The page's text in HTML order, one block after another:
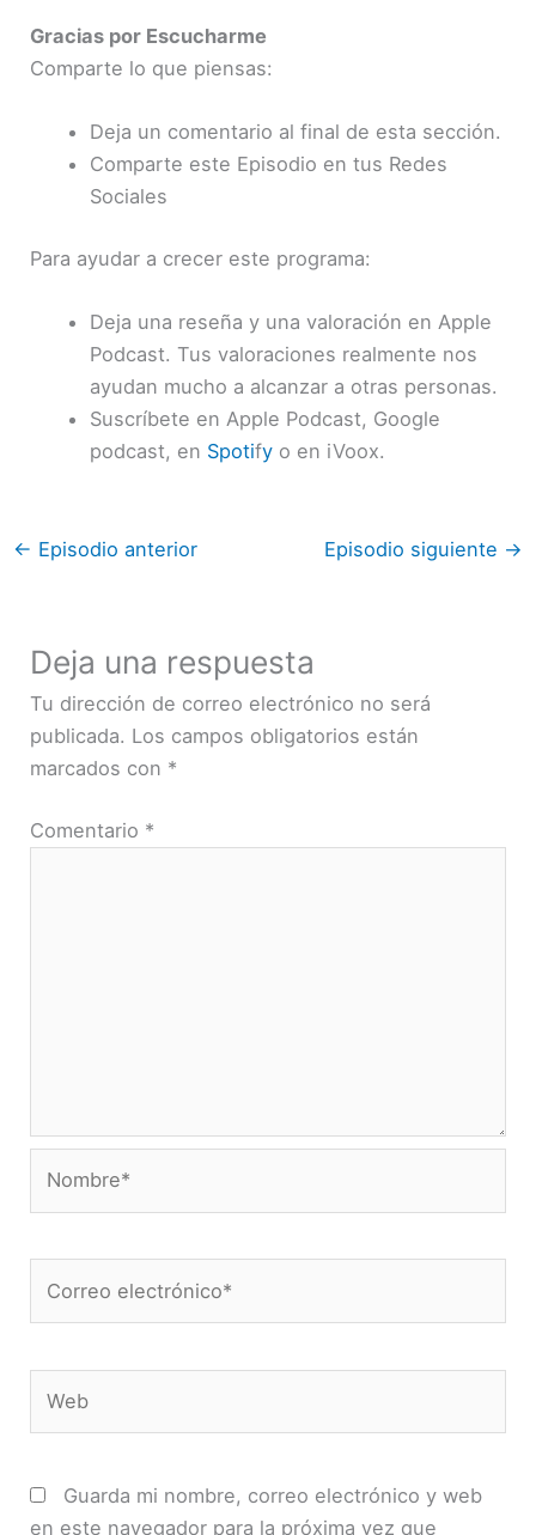
Gracias por Escucharme
Comparte lo que piensas:
Deja un comentario al final de esta sección.
Comparte este Episodio en tus Redes
Sociales
Para ayudar a crecer este programa:
Deja una reseña y una valoración en Apple
Podcast. Tus valoraciones realmente nos
ayudan mucho a alcanzar a otras personas.
Suscríbete en Apple Podcast, Google
podcast, en Spotifyo en iVoox.
← Episodio anterior Episodio siguiente →
Deja una respuesta
Tu dirección de correo electrónico no será
publicada. Los campos obligatorios están
marcados con *
Comentario *
electrónico*
Guarda mi nombre, correo electrónico y web
en este navegador para la próxima vez que